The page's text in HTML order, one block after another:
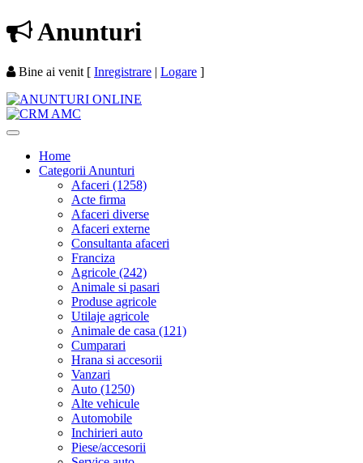
Anunturi
Bine ai venit [ Inregistrare | Logare ]
Home
Categorii Anunturi
Afaceri (1258)
Acte firma
Afaceri diverse
Afaceri externe
Consultanta afaceri
Franciza
Agricole (242)
Animale si pasari
Produse agricole
Utilaje agricole
Animale de casa (121)
Cumparari
Hrana si accesorii
Vanzari
Auto (1250)
Alte vehicule
Automobile
Inchirieri auto
Piese/accesorii